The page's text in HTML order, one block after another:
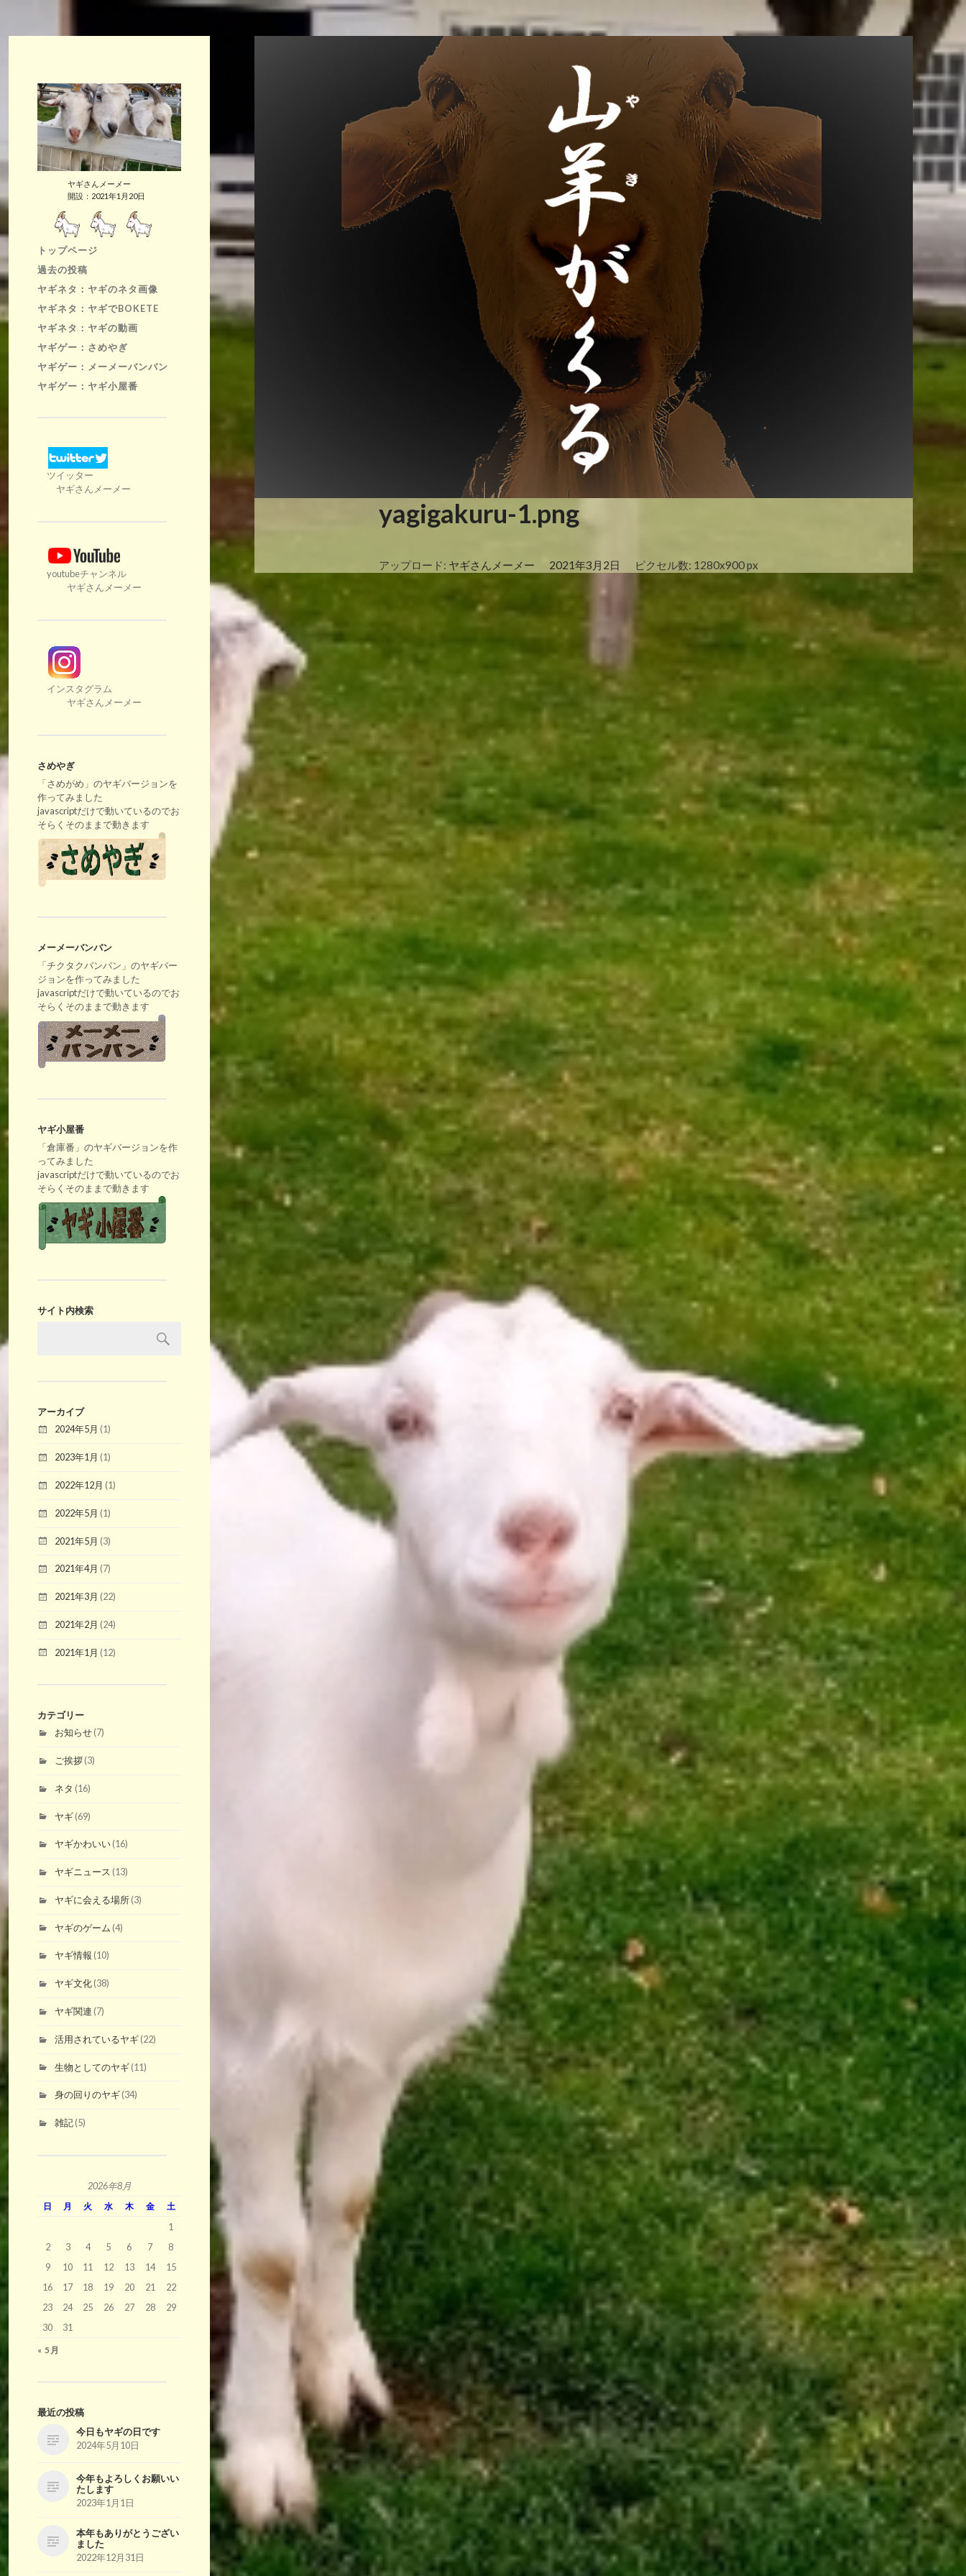
ヤギさんメーメー
開設：2021年1月20日
トップページ
過去の投稿
ヤギネタ：ヤギのネタ画像
ヤギネタ：ヤギでBOKETE
ヤギネタ：ヤギの動画
ヤギゲー：さめやぎ
ヤギゲー：メーメーバンバン
ヤギゲー：ヤギ小屋番
ツイッター
ヤギさんメーメー
youtubeチャンネル
ヤギさんメーメー
インスタグラム
ヤギさんメーメー
さめやぎ
「さめがめ」のヤギバージョンを
作ってみました
javascriptだけで動いているのでお
そらくそのままで動きます
メーメーバンバン
「チクタクバンバン」のヤギバー
ジョンを作ってみました
javascriptだけで動いているのでお
そらくそのままで動きます
ヤギ小屋番
「倉庫番」のヤギバージョンを作
ってみました
javascriptだけで動いているのでお
そらくそのままで動きます
サイト内検索
アーカイブ
2024年5月 (1)
2023年1月 (1)
2022年12月 (1)
2022年5月 (1)
2021年5月 (3)
2021年4月 (7)
2021年3月 (22)
2021年2月 (24)
2021年1月 (12)
カテゴリー
お知らせ(7)
ご挨拶(3)
ネタ (16)
ヤギ(69)
ヤギかわいい(16)
ヤギニュース (13)
ヤギに会える場所(3)
ヤギのゲーム (4)
ヤギ情報 (10)
ヤギ文化(38)
ヤギ関連 (7)
活用されているヤギ(22)
生物としてのヤギ(11)
身の回りのヤギ(34)
雑記(5)
2026年8月
日 月 火 水 木 金 土
1
2
3 4 5 6 7
8
9
10 11 12 13 14
15
16
17 18 19 20 21
22
23
24 25 26 27 28
29
30
31
« 5月
最近の投稿
今日もヤギの日です
2024年5月10日
今年もよろしくお願いい
たします
2023年1月1日
本年もありがとうござい
ました
2022年12月31日
yagigakuru-1.png
アップロード: ヤギさんメーメー 2021年3月2日 ピクセル数: 1280x900 px